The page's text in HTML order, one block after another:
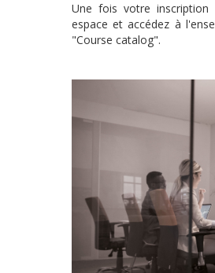
Une fois votre inscription
espace et accédez à
"Course catalog".